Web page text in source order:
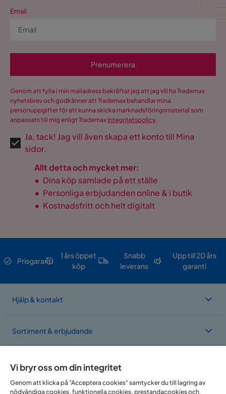
Email
Prenumerera
Genom att fylla i min mailadress bekräftar jag att jag vill ha Trademax
nyhetsbrev och godkänner att Trademax behandlar mina
personuppgifter för att kunna skicka marknadsföringsmaterial som
anpassats till mig enligt Trademax Integritetspolicy.
Ja, tack! Jag vill även skapa ett konto till Mina
sidor.
Allt detta och mycket mer:
• Dina köp samlade på ett ställe
• Personliga erbjudanden online & i butik
• Kostnadsfritt och helt digitalt
Prisgaranti
1 års öppet
köp
Snabb
leverans
Upp till 20 års
garanti
Hjälp & kontakt
Sortiment & erbjudande
Om Trademax
Vi bryr oss om din integritet
Genom att klicka på "Acceptera cookies" samtycker du till lagring av
nödvändiga cookies, funktionella cookies, prestandacookies och